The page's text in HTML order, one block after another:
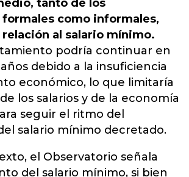
tanto de los
como informales,
relación al salario mínimo.
podría continuar en
debido a la insuficiencia
económico, lo que limitaría
los salarios y de la economía
seguir el ritmo del
salario mínimo decretado.
el Observatorio señala
del salario mínimo, si bien